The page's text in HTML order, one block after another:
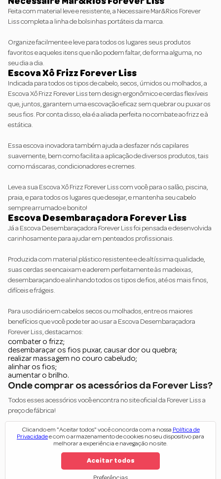
Feita com material leve e resistente, a Necessaire Mar&Rios Forever
Liss completa a linha de bolsinhas portáteis da marca.
Organize facilmente e leve para todos os lugares seus produtos
favoritos e aqueles itens que não podem faltar, de forma alguma, no
seu dia a dia.
Escova Xô Frizz Forever Liss
Indicada para todos os tipos de cabelo, secos, úmidos ou molhados, a
Escova Xô Frizz Forever Liss tem design ergonômico e cerdas flexíveis
que, juntos, garantem uma escovação eficaz sem quebrar ou puxar os
seus fios. Por conta disso, ela é a aliada perfeita no combate ao frizz e à
estática.
Essa escova inovadora também ajuda a desfazer nós capilares
suavemente, bem como facilita a aplicação de diversos produtos, tais
como máscaras, condicionadores e cremes.
Leve a sua Escova Xô Frizz Forever Liss com você para o salão, piscina,
praia, e para todos os lugares que desejar, e mantenha seu cabelo
sempre arrumado e bonito!
Escova Desembaraçadora Forever Liss
Já a Escova Desembaraçadora Forever Lissfoi pensada e desenvolvida
carinhosamente para ajudar em penteados profissionais.
Produzida com material plástico resistente e de altíssima qualidade,
suas cerdas se encaixam e aderem perfeitamente às madeixas,
desembaraçando e alinhando todos os tipos de fios, até os mais finos,
difíceis e frágeis.
Para uso diário em cabelos secos ou molhados, entre os maiores
benefícios que você pode ter ao usar a Escova Desembaraçadora
Forever Liss, destacamos:
combater o frizz;
desembaraçar os fios puxar, causar dor ou quebra;
realizar massagem no couro cabeludo;
alinhar os fios;
aumentar o brilho.
Onde comprar os acessórios da Forever Liss?
Todos esses acessórios você encontra nosite oficial da Forever Liss a
preço de fábrica!
Aproveite e confira nossas ofertas ecupons de descontoe adquira
diversos outros produtos, tais como:
linha de escova progressiva profissional;
variados tratamentos capilares;
para hidratação, nutrição e muito mais!
Clicando em "Aceitar todos" você concorda com a nossa Política de
Privacidadee com o armazenamento de cookies no seu dispositivo para
melhorar a experiência e navegação no site.
Aceitar todos